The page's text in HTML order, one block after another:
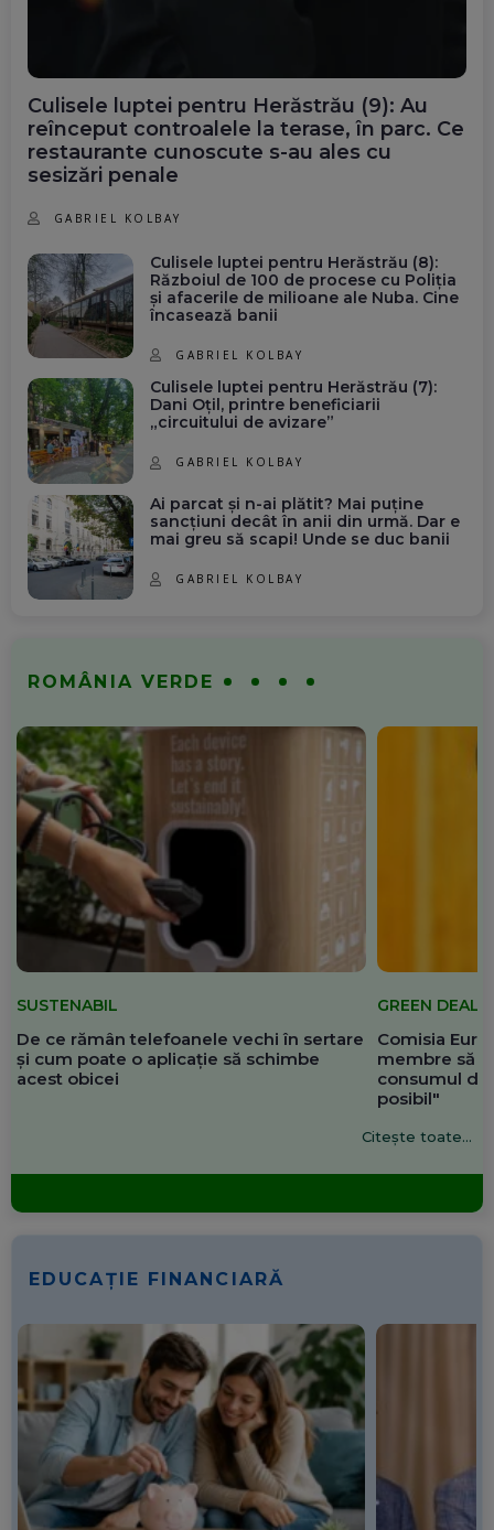
Culisele luptei pentru Herăstrău (9): Au
reînceput controalele la terase, în parc. Ce
restaurante cunoscute s-au ales cu
sesizări penale
GABRIEL KOLBAY
Culisele luptei pentru Herăstrău (8):
Războiul de 100 de procese cu Poliția
și afacerile de milioane ale Nuba. Cine
încasează banii
GABRIEL KOLBAY
Culisele luptei pentru Herăstrău (7):
Dani Oțil, printre beneficiarii
„circuitului de avizare”
GABRIEL KOLBAY
Ai parcat și n-ai plătit? Mai puține
sancțiuni decât în anii din urmă. Dar e
mai greu să scapi! Unde se duc banii
GABRIEL KOLBAY
ROMÂNIA VERDE
SUSTENABIL
De ce rămân telefoanele vechi în sertare
și cum poate o aplicație să schimbe
acest obicei
GREEN DEAL
Comisia
membre să
consumul de
posibil"
Citește toate...
EDUCAȚIE FINANCIARĂ